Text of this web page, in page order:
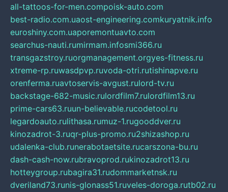
all-tattoos-for-men.compoisk-auto.com
best-radio.com.uaost-engineering.comkuryatnik.info
euroshiny.com.uaporemontuavto.com
searchus-nauti.rumirmam.infosmi366.ru
transgazstroy.ruorgmanagement.orgyes-fitness.ru
xtreme-rp.ruwasdpvp.ruvoda-otri.rutishinapve.ru
orenferma.ruavtoservis-avgust.rulord-tv.ru
backstage-682-music.rulordfilm7.rulordfilm13.ru
prime-cars63.ruun-believable.rucodetool.ru
legardoauto.rulithasa.rumuz-1.rugooddver.ru
kinozadrot-3.ruqr-plus-promo.ru2shizashop.ru
udalenka-club.runerabotaetsite.rucarszona-bu.ru
dash-cash-now.rubravoprod.rukinozadrot13.ru
hotteygroup.rubagira31.rudommarketnsk.ru
dveriland73.runis-glonass51.ruveles-doroga.rutb02.ru